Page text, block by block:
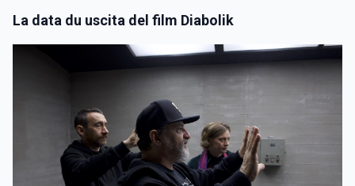
La data du uscita del film Diabolik